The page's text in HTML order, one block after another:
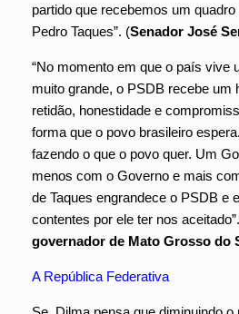
partido que recebemos um
Pedro Taques”. (Senador José
“No momento em que o país vive
muito grande, o PSDB recebe um
retidão, honestidade e
forma que o povo brasileiro
fazendo o que o povo quer. Um
menos com o Governo e mais
de Taques engrandece o PSDB e
contentes por ele ter nos aceitado”.
governador de Mato Grosso do
A República Federativa